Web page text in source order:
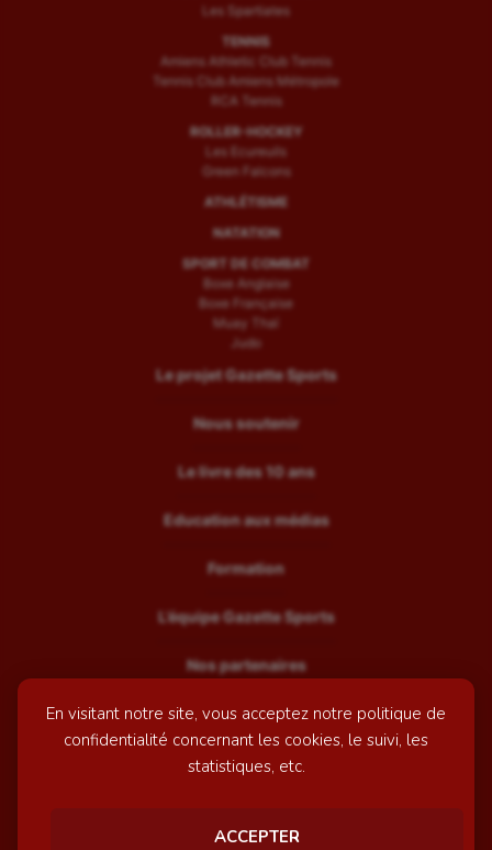
En visitant notre site, vous acceptez notre politique de
confidentialité concernant les cookies, le suivi, les
statistiques, etc.
ACCEPTER
Les Spartiates
TENNIS
Amiens Athletic Club Tennis
Tennis Club Amiens Métropole
RCA Tennis
ROLLER-HOCKEY
Les Ecureuils
Green Falcons
ATHLÉTISME
NATATION
SPORT DE COMBAT
Boxe Anglaise
Boxe Française
Muay Thaï
Judo
Le projet Gazette Sports
Nous soutenir
Le livre des 10 ans
Education aux médias
Formation
L’équipe Gazette Sports
Nos partenaires
Recrutement
Mentions légales